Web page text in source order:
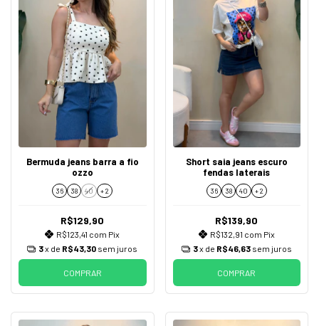
Bermuda jeans barra a fio
ozzo
36 38 40 + 2
R$129,90
R$123,41 com Pix
3x de R$43,30 sem juros
COMPRAR
Short saia jeans escuro
fendas laterais
36 38 40 + 2
R$139,90
R$132,91 com Pix
3x de R$46,63 sem juros
COMPRAR